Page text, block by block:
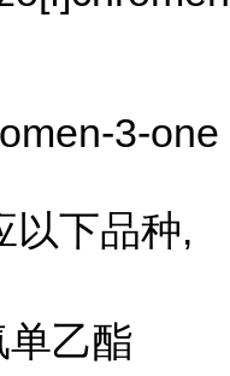
3-one
以下品种,
乙酯